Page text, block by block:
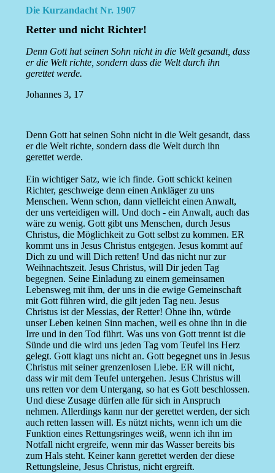
Die Kurzandacht Nr. 1907
Retter und nicht Richter!
Denn Gott hat seinen Sohn nicht in die Welt gesandt, dass
er die Welt richte, sondern dass die Welt durch ihn
gerettet werde.
Johannes 3, 17
Denn Gott hat seinen Sohn nicht in die Welt gesandt, dass
er die Welt richte, sondern dass die Welt durch ihn
gerettet werde.
Ein wichtiger Satz, wie ich finde. Gott schickt keinen
Richter, geschweige denn einen Ankläger zu uns
Menschen. Wenn schon, dann vielleicht einen Anwalt,
der uns verteidigen will. Und doch - ein Anwalt, auch das
wäre zu wenig. Gott gibt uns Menschen, durch Jesus
Christus, die Möglichkeit zu Gott selbst zu kommen. ER
kommt uns in Jesus Christus entgegen. Jesus kommt auf
Dich zu und will Dich retten! Und das nicht nur zur
Weihnachtszeit. Jesus Christus, will Dir jeden Tag
begegnen. Seine Einladung zu einem gemeinsamen
Lebensweg mit ihm, der uns in die ewige Gemeinschaft
mit Gott führen wird, die gilt jeden Tag neu. Jesus
Christus ist der Messias, der Retter! Ohne ihn, würde
unser Leben keinen Sinn machen, weil es ohne ihn in die
Irre und in den Tod führt. Was uns von Gott trennt ist die
Sünde und die wird uns jeden Tag vom Teufel ins Herz
gelegt. Gott klagt uns nicht an. Gott begegnet uns in Jesus
Christus mit seiner grenzenlosen Liebe. ER will nicht,
dass wir mit dem Teufel untergehen. Jesus Christus will
uns retten vor dem Untergang, so hat es Gott beschlossen.
Und diese Zusage dürfen alle für sich in Anspruch
nehmen. Allerdings kann nur der gerettet werden, der sich
auch retten lassen will. Es nützt nichts, wenn ich um die
Funktion eines Rettungsringes weiß, wenn ich ihn im
Notfall nicht ergreife, wenn mir das Wasser bereits bis
zum Hals steht. Keiner kann gerettet werden der diese
Rettungsleine, Jesus Christus, nicht ergreift.